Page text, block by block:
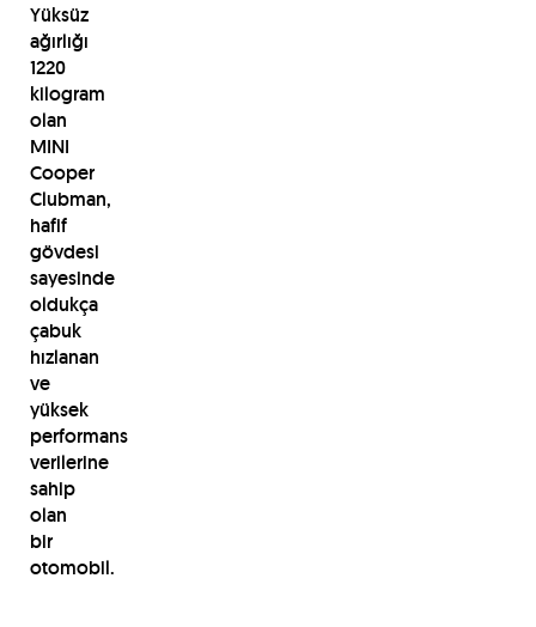
Yüksüz
ağırlığı
1220
kilogram
olan
MINI
Cooper
Clubman,
hafif
gövdesi
sayesinde
oldukça
çabuk
hızlanan
ve
yüksek
performans
verilerine
sahip
olan
bir
otomobil.